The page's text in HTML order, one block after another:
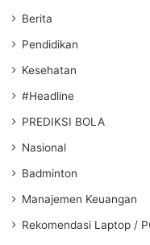
Berita
Pendidikan
Kesehatan
#Headline
PREDIKSI BOLA
Nasional
Badminton
Manajemen Keuangan
Rekomendasi Laptop /